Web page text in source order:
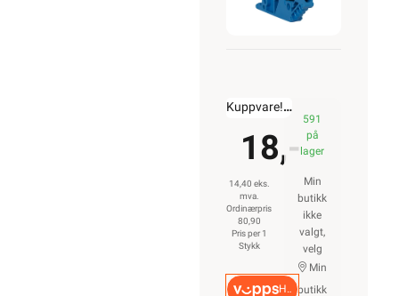
Kuppvare!kr. 80,90
18,-
14,40 eks.
mva.
Ordinærpris
80,90
Pris per 1
Stykk
Hurtigkasse
591
på
lager
Min
butikk
ikke
valgt,
velg
Min
butikk